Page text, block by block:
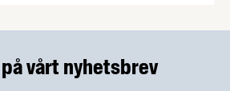
vårt nyhetsbrev